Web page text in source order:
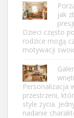
jak
presji
Dzieci często
rodzice mogą
motywacji
Personalizacja
przestrzeni,
style życia.
nadanie